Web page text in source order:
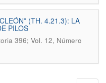
(TH. 4.21.3): LA
PILOS
396; Vol. 12, Número